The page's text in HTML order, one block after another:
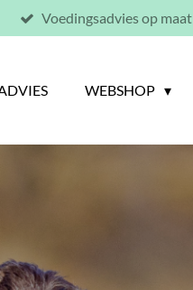
Voedingsadvies op maat
WEBSHOP